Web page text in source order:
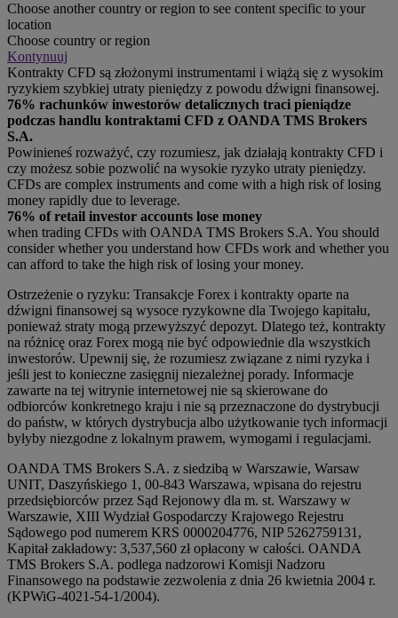
Choose another country or region to see content specific to your
location
Choose country or region
Kontynuuj
Kontrakty CFD są złożonymi instrumentami i wiążą się z wysokim
ryzykiem szybkiej utraty pieniędzy z powodu dźwigni finansowej.
76% rachunków inwestorów detalicznych traci pieniądze
podczas handlu kontraktami CFD z OANDA TMS Brokers
S.A.
Powinieneś rozważyć, czy rozumiesz, jak działają kontrakty CFD i
czy możesz sobie pozwolić na wysokie ryzyko utraty pieniędzy.
CFDs are complex instruments and come with a high risk of losing
money rapidly due to leverage.
76% of retail investor accounts lose money
when trading CFDs with OANDA TMS Brokers S.A. You should
consider whether you understand how CFDs work and whether you
can afford to take the high risk of losing your money.
Ostrzeżenie o ryzyku: Transakcje Forex i kontrakty oparte na
dźwigni finansowej są wysoce ryzykowne dla Twojego kapitału,
ponieważ straty mogą przewyższyć depozyt. Dlatego też, kontrakty
na różnicę oraz Forex mogą nie być odpowiednie dla wszystkich
inwestorów. Upewnij się, że rozumiesz związane z nimi ryzyka i
jeśli jest to konieczne zasięgnij niezależnej porady. Informacje
zawarte na tej witrynie internetowej nie są skierowane do
odbiorców konkretnego kraju i nie są przeznaczone do dystrybucji
do państw, w których dystrybucja albo użytkowanie tych informacji
byłyby niezgodne z lokalnym prawem, wymogami i regulacjami.
OANDA TMS Brokers S.A. z siedzibą w Warszawie, Warsaw
UNIT, Daszyńskiego 1, 00-843 Warszawa, wpisana do rejestru
przedsiębiorców przez Sąd Rejonowy dla m. st. Warszawy w
Warszawie, XIII Wydział Gospodarczy Krajowego Rejestru
Sądowego pod numerem KRS 0000204776, NIP 5262759131,
Kapitał zakładowy: 3,537,560 zł opłacony w całości. OANDA
TMS Brokers S.A. podlega nadzorowi Komisji Nadzoru
Finansowego na podstawie zezwolenia z dnia 26 kwietnia 2004 r.
(KPWiG-4021-54-1/2004).